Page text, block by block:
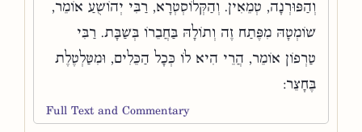
וְהַפּוּרְנָה, טְמֵאִין. וְהַקְּלוֹסְטְרָא, רַבִּי יְהוֹשֻׁעַ אוֹמֵר,
שׁוֹמְטָהּ מִפֶּתַח זֶה וְתוֹלָהּ בַּחֲבֵרוֹ בְּשַׁבָּת. רַבִּי
טַרְפוֹן אוֹמֵר, הֲרֵי הִיא לוֹ כְּכָל הַכֵּלִים, וּמִטַּלְטֶלֶת
בֶּחָצֵר:
Full Text and Commentary